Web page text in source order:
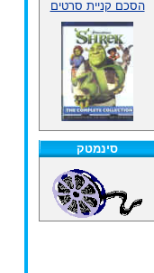
הסכם קניית סרטים
סינמטק